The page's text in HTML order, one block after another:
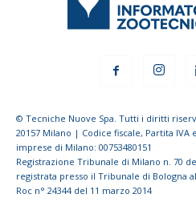
© Tecniche Nuove Spa. Tutti i diritti
20157 Milano | Codice fiscale, Partita IVA
imprese di Milano: 00753480151
Registrazione Tribunale di Milano n. 70
registrata presso il Tribunale di Bologna
Roc n° 24344 del 11 marzo 2014